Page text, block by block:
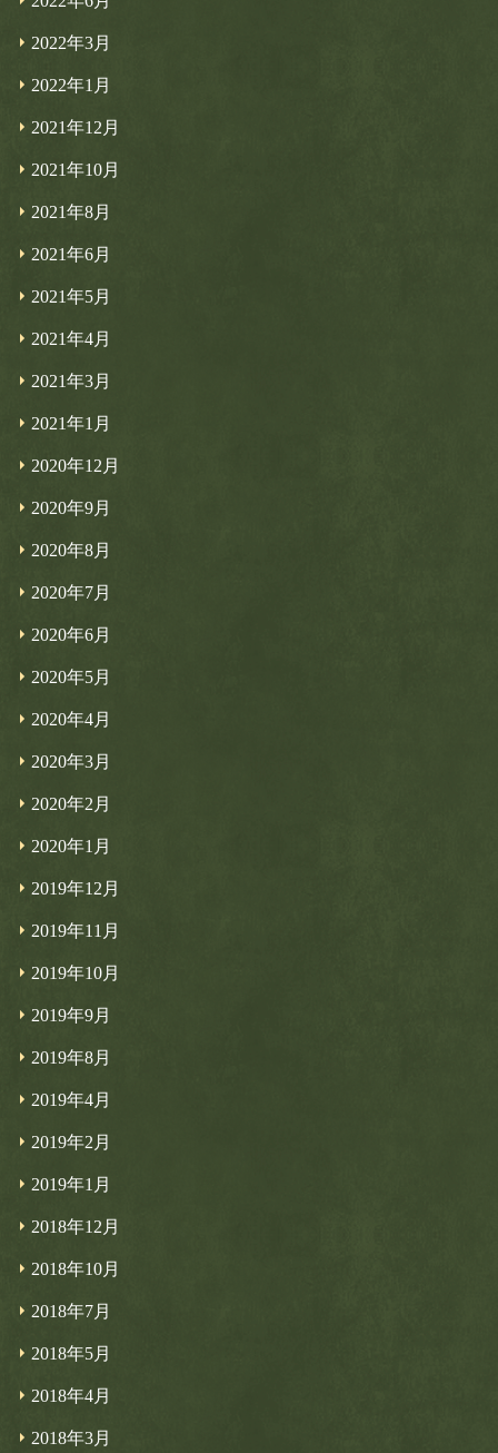
2022年3月
2022年1月
2021年12月
2021年10月
2021年8月
2021年6月
2021年5月
2021年4月
2021年3月
2021年1月
2020年12月
2020年9月
2020年8月
2020年7月
2020年6月
2020年5月
2020年4月
2020年3月
2020年2月
2020年1月
2019年12月
2019年11月
2019年10月
2019年9月
2019年8月
2019年4月
2019年2月
2019年1月
2018年12月
2018年10月
2018年7月
2018年5月
2018年4月
2018年3月